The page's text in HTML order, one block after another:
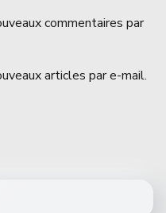
commentaires par
articles par e-mail.